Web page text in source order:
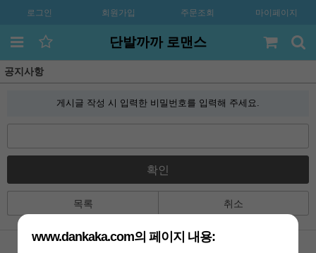
로그인 회원가입 주문조회 마이페이지
단발까까 로맨스
공지사항
게시글 작성 시 입력한 비밀번호를 입력해 주세요.
확인
목록 취소
www.dankaka.com의 페이지 내용: